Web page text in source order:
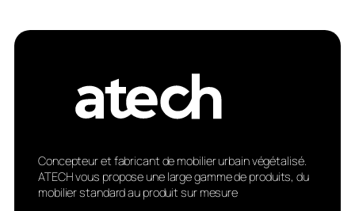
Concepteur et fabricant de mobilier urbain végétalisé.
ATECH vous propose une large gamme de produits, du
mobilier standard au produit sur mesure